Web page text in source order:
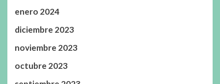
enero 2024
diciembre 2023
noviembre 2023
octubre 2023